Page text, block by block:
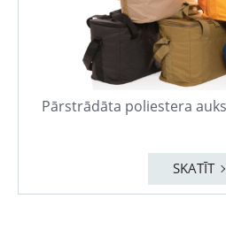
Pārstrādāta poliestera
SKATĪT